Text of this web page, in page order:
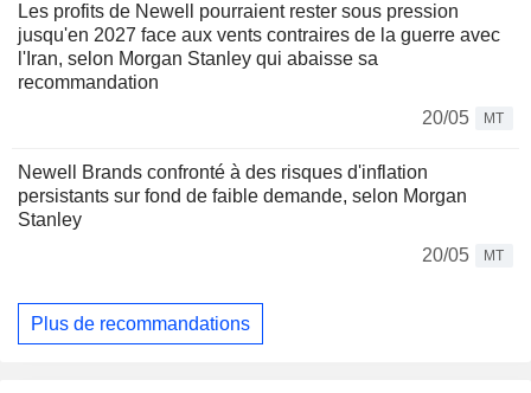
Les profits de Newell pourraient rester sous pression
jusqu'en 2027 face aux vents contraires de la guerre avec
l'Iran, selon Morgan Stanley qui abaisse sa
recommandation
20/05
MT
Newell Brands confronté à des risques d'inflation
persistants sur fond de faible demande, selon Morgan
Stanley
20/05
MT
Plus de recommandations